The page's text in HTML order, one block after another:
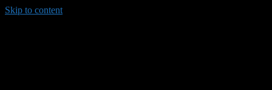
Skip to content